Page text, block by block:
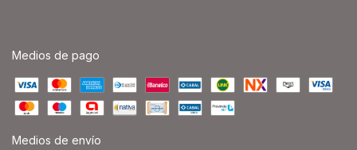
Medios de pago
Medios de envío